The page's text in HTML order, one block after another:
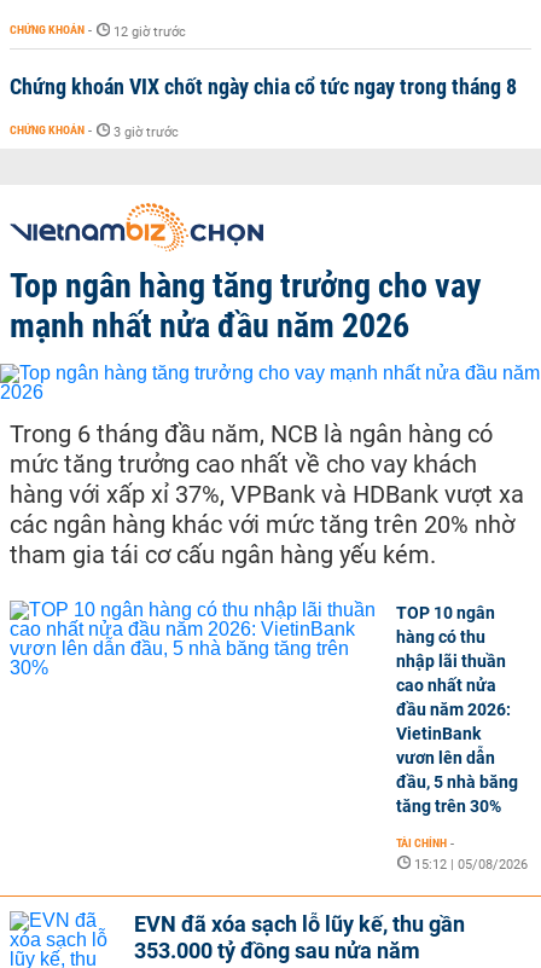
CHỨNG KHOÁN - 12 giờ trước
Chứng khoán VIX chốt ngày chia cổ tức ngay trong tháng 8
CHỨNG KHOÁN - 3 giờ trước
Top ngân hàng tăng trưởng cho vay
mạnh nhất nửa đầu năm 2026
Trong 6 tháng đầu năm, NCB là ngân hàng có
mức tăng trưởng cao nhất về cho vay khách
hàng với xấp xỉ 37%, VPBank và HDBank vượt xa
các ngân hàng khác với mức tăng trên 20% nhờ
tham gia tái cơ cấu ngân hàng yếu kém.
TOP 10 ngân
hàng có thu
nhập lãi thuần
cao nhất nửa
đầu năm 2026:
VietinBank
vươn lên dẫn
đầu, 5 nhà băng
tăng trên 30%
TÀI CHÍNH -
15:12 | 05/08/2026
EVN đã xóa sạch lỗ lũy kế, thu gần
353.000 tỷ đồng sau nửa năm